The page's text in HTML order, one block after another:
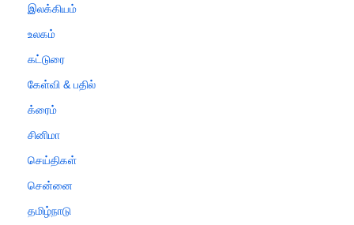
இலக்கியம்
உலகம்
கட்டுரை
கேள்வி & பதில்
க்ரைம்
சினிமா
செய்திகள்
சென்னை
தமிழ்நாடு